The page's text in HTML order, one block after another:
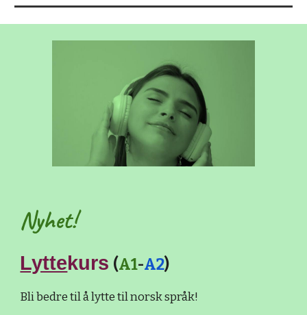
Nyhet!
Lyttekurs (A1-A2)
Bli bedre til å lytte til norsk språk!